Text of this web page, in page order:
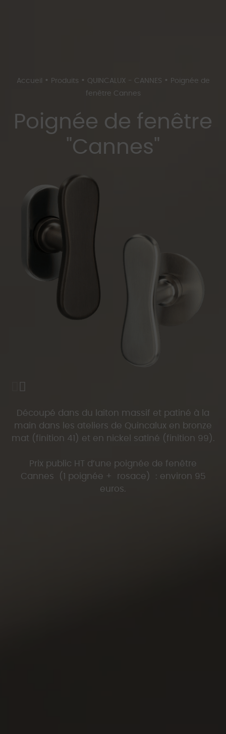
Accueil • Produits • QUINCALUX - CANNES •
Poignée de
fenêtre Cannes
Poignée de fenêtre
"Cannes"
Découpé dans du laiton massif et patiné à la
main dans les ateliers de Quincalux en bronze
mat (finition 41) et en nickel satiné (finition 99).
Prix public HT d’une poignée de fenêtre
Cannes (1 poignée + rosace) : environ 95
euros.